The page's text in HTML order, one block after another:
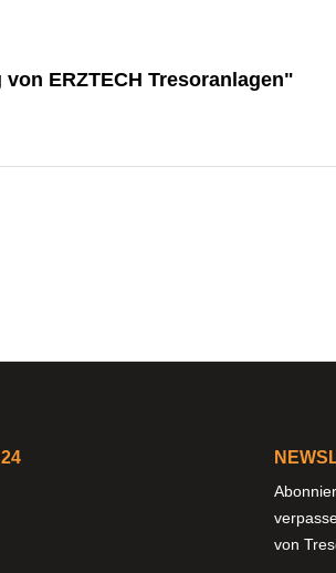
ERZTECH Tresoranlagen"
von